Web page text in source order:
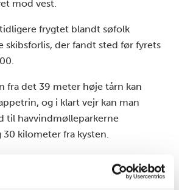
mod vest.
frygtet blandt søfolk
skibsforlis, der fandt sted før fyrets
fra det 39 meter høje tårn kan
og i klart vejr kan man
til havvindmølleparkerne
30 kilometer fra kysten.